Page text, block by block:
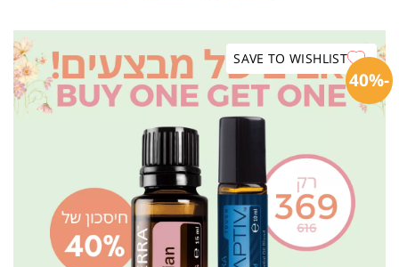
SAVE TO WISHLIST
-40%